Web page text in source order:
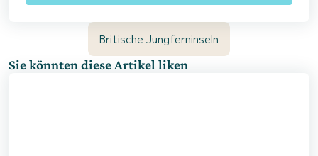
Britische Jungferninseln
Sie könnten diese Artikel liken